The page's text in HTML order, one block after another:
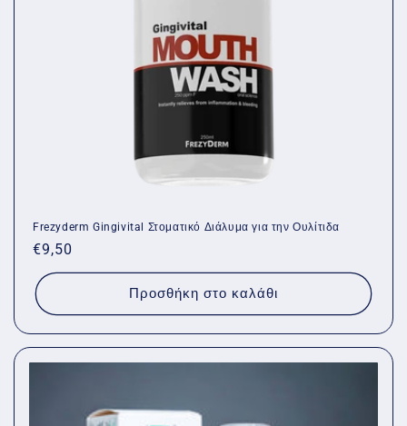
Frezyderm Gingivital Στοματικό Διάλυμα για την Ουλίτιδα
Κανονική
τιμή
€9,50
Προσθήκη στο καλάθι